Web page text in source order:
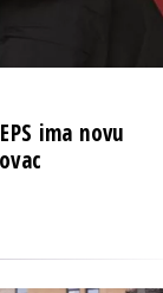
ima novu